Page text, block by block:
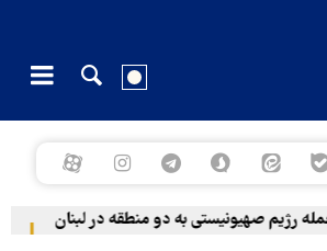
رژیم صهیونیستی به دو منطقه در لبنان